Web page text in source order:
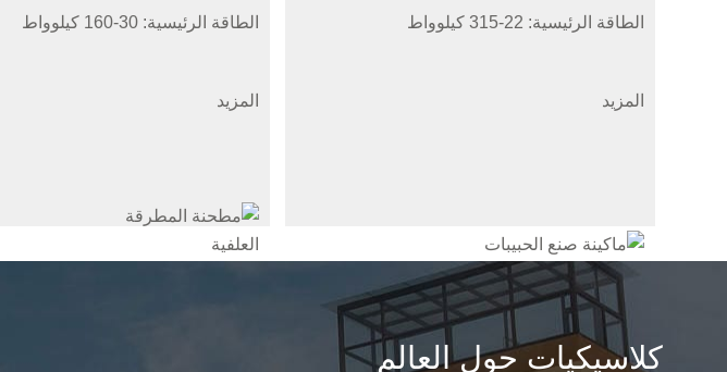
الطاقة الرئيسية: 22-315 كيلوواط
المزيد
الطاقة الرئيسية: 30-160 كيلوواط
المزيد
كلاسيكيات حول العالم